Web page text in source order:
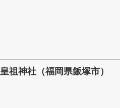
皇祖神社（福岡県飯塚市）